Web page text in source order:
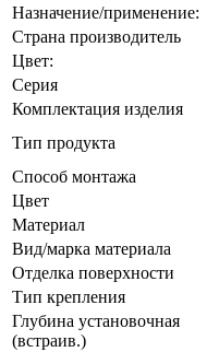
Назначение/применение:
Страна производитель
Цвет:
Серия
Комплектация изделия
Тип продукта
Способ монтажа
Цвет
Материал
Вид/марка материала
Отделка поверхности
Тип крепления
Глубина установочная
(встраив.)